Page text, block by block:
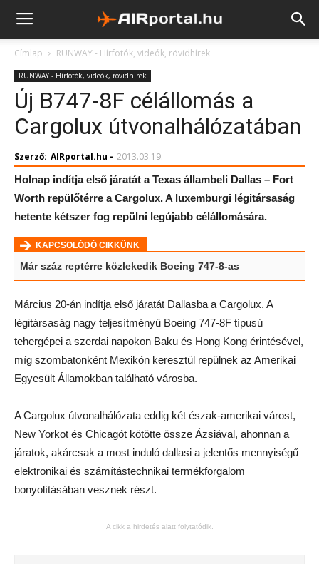
Címlap RUNWAY - Hírfotók, videók, rövidhírek
RUNWAY - Hírfotók, videók, rövidhírek
Új B747-8F célállomás a
Cargolux útvonalhálózatában
Szerző: AIRportal.hu - 2013.03.19.
Holnap indítja első járatát a Texas állambeli Dallas – Fort
Worth repülőtérre a Cargolux. A luxemburgi légitársaság
hetente kétszer fog repülni legújabb célállomására.
KAPCSOLÓDÓ CIKKÜNK
Már száz reptérre közlekedik Boeing 747-8-as
Március 20-án indítja első járatát Dallasba a Cargolux. A
légitársaság nagy teljesítményű Boeing 747-8F típusú
tehergépei a szerdai napokon Baku és Hong Kong érintésével,
míg szombatonként Mexikón keresztül repülnek az Amerikai
Egyesült Államokban található városba.
A Cargolux útvonalhálózata eddig két észak-amerikai várost,
New Yorkot és Chicagót kötötte össze Ázsiával, ahonnan a
járatok, akárcsak a most induló dallasi a jelentős mennyiségű
elektronikai és számítástechnikai termékforgalom
bonyolításában vesznek részt.
A cikk a hirdetés alatt folytatódik.